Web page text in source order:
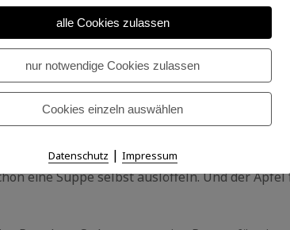
einmal die Nahrhaftigkeit der deutschen
für uns um die Wurst, das Huhn wird in der
eine Suppe selbst auslöffeln. Und der
alle Cookies zulassen
nur notwendige Cookies zulassen
Cookies einzeln auswählen
Datenschutz | Impressum